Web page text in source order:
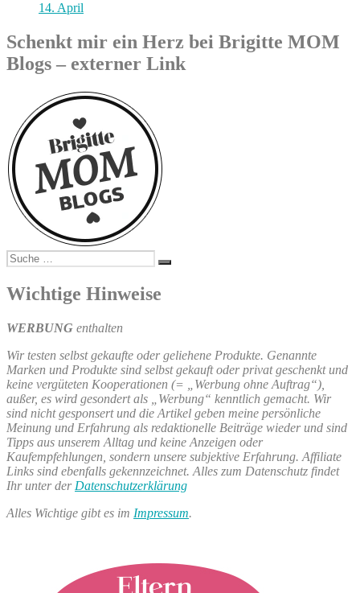
14. April
Schenkt mir ein Herz bei Brigitte MOM
Blogs – externer Link
Suche
nach:
Suchen
Wichtige Hinweise
WERBUNG enthalten
Wir testen selbst gekaufte oder geliehene Produkte. Genannte
Marken und Produkte sind selbst gekauft oder privat geschenkt und
keine vergüteten Kooperationen (= „Werbung ohne Auftrag“),
außer, es wird gesondert als „Werbung“ kenntlich gemacht. Wir
sind nicht gesponsert und die Artikel geben meine persönliche
Meinung und Erfahrung als redaktionelle Beiträge wieder und sind
Tipps aus unserem Alltag und keine Anzeigen oder
Kaufempfehlungen, sondern unsere subjektive Erfahrung. Affiliate
Links sind ebenfalls gekennzeichnet. Alles zum Datenschutz findet
Ihr unter der Datenschutzerklärung
Alles Wichtige gibt es im Impressum.